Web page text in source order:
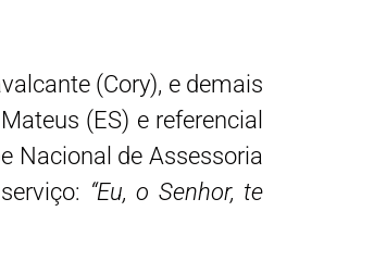
(Cory), e demais
(ES) e referencial
Nacional de Assessoria
“Eu, o Senhor, te